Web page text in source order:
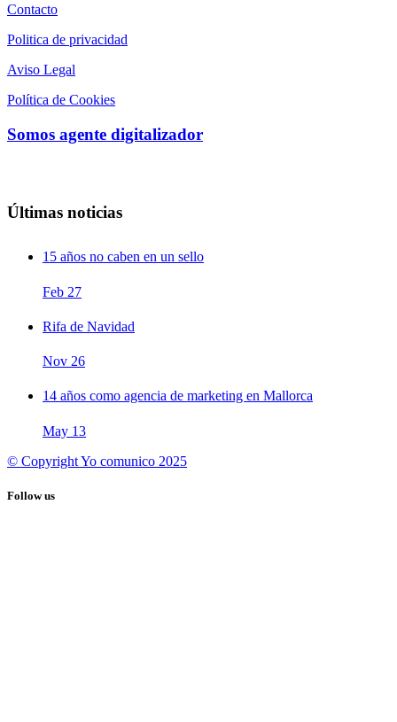
Contacto
Politica de privacidad
Aviso Legal
Política de Cookies
Somos agente digitalizador
Últimas noticias
15 años no caben en un sello
Feb 27
Rifa de Navidad
Nov 26
14 años como agencia de marketing en Mallorca
May 13
© Copyright Yo comunico 2025
Follow us